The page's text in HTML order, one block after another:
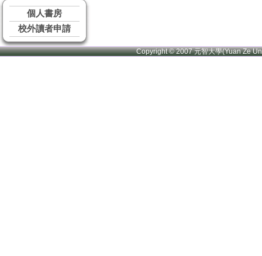
個人書房
校外讀者申請
Copyright © 2007 元智大學(Yuan Ze